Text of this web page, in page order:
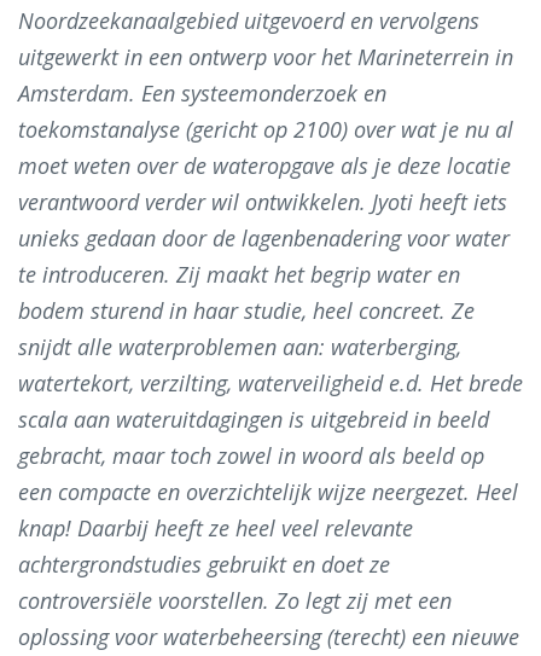
Noordzeekanaalgebied uitgevoerd en vervolgens
uitgewerkt in een ontwerp voor het Marineterrein in
Amsterdam. Een systeemonderzoek en
toekomstanalyse (gericht op 2100) over wat je nu al
moet weten over de wateropgave als je deze locatie
verantwoord verder wil ontwikkelen. Jyoti heeft iets
unieks gedaan door de lagenbenadering voor water
te introduceren. Zij maakt het begrip water en
bodem sturend in haar studie, heel concreet. Ze
snijdt alle waterproblemen aan: waterberging,
watertekort, verzilting, waterveiligheid e.d. Het brede
scala aan wateruitdagingen is uitgebreid in beeld
gebracht, maar toch zowel in woord als beeld op
een compacte en overzichtelijk wijze neergezet. Heel
knap! Daarbij heeft ze heel veel relevante
achtergrondstudies gebruikt en doet ze
controversiële voorstellen. Zo legt zij met een
oplossing voor waterbeheersing (terecht) een nieuwe